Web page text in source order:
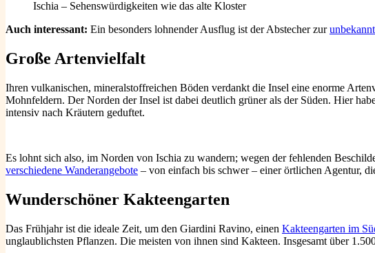
Ischia – Sehenswürdigkeiten wie das alte Kloster
Auch interessant: Ein besonders lohnender Ausflug ist der Abstecher zur
Große Artenvielfalt
Ihren vulkanischen, mineralstoffreichen Böden verdankt die Insel eine enorme
Mohnfeldern. Der Norden der Insel ist dabei deutlich grüner als der Süden. Hier
intensiv nach Kräutern geduftet.
Es lohnt sich also, im Norden von Ischia zu wandern; wegen der fehlenden
verschiedene Wanderangebote – von einfach bis schwer – einer örtlichen Agentur,
Wunderschöner Kakteengarten
Das Frühjahr ist die ideale Zeit, um den Giardini Ravino, einen Kakteengarten im
unglaublichsten Pflanzen. Die meisten von ihnen sind Kakteen. Insgesamt über